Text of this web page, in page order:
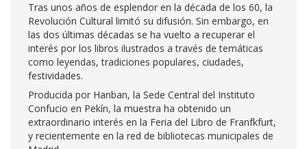
Tras unos años de esplendor en la década de los 60, la
Revolución Cultural limitó su difusión. Sin embargo, en
las dos últimas décadas se ha vuelto a recuperar el
interés por los libros ilustrados a través de temáticas
como leyendas, tradiciones populares, ciudades,
festividades.
Producida por Hanban, la Sede Central del Instituto
Confucio en Pekín, la muestra ha obtenido un
extraordinario interés en la Feria del Libro de Franfkfurt,
y recientemente en la red de bibliotecas municipales de